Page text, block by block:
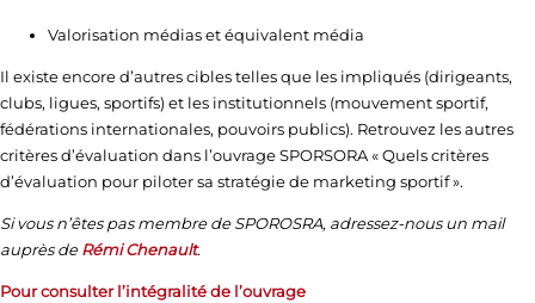
Valorisation médias et équivalent média
Il existe encore d’autres cibles telles que les impliqués (dirigeants,
clubs, ligues, sportifs) et les institutionnels (mouvement sportif,
fédérations internationales, pouvoirs publics). Retrouvez les autres
critères d’évaluation dans l’ouvrage SPORSORA « Quels critères
d’évaluation pour piloter sa stratégie de marketing sportif ».
Si vous n’êtes pas membre de SPOROSRA, adressez-nous un mail
auprès deRémi Chenault.
Pour consulter l’intégralité de l’ouvrage